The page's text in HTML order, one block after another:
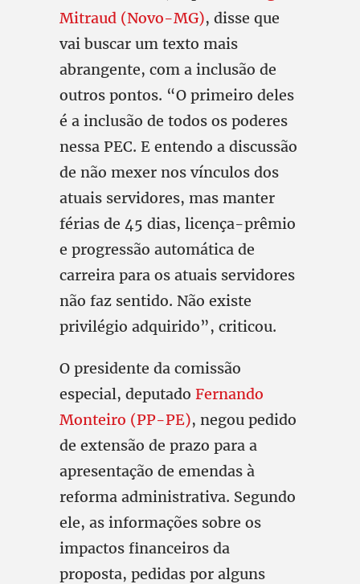
Mitraud (Novo-MG), disse que
vai buscar um texto mais
abrangente, com a inclusão de
outros pontos. “O primeiro deles
é a inclusão de todos os poderes
nessa PEC. E entendo a discussão
de não mexer nos vínculos dos
atuais servidores, mas manter
férias de 45 dias, licença-prêmio
e progressão automática de
carreira para os atuais servidores
não faz sentido. Não existe
privilégio adquirido”, criticou.
O presidente da comissão
especial, deputado Fernando
Monteiro (PP-PE), negou pedido
de extensão de prazo para a
apresentação de emendas à
reforma administrativa. Segundo
ele, as informações sobre os
impactos financeiros da
proposta, pedidas por alguns